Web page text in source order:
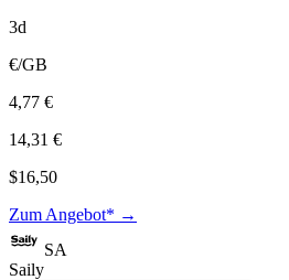
3d
€/GB
4,77 €
14,31 €
$16,50
Zum Angebot* →
SA
Saily